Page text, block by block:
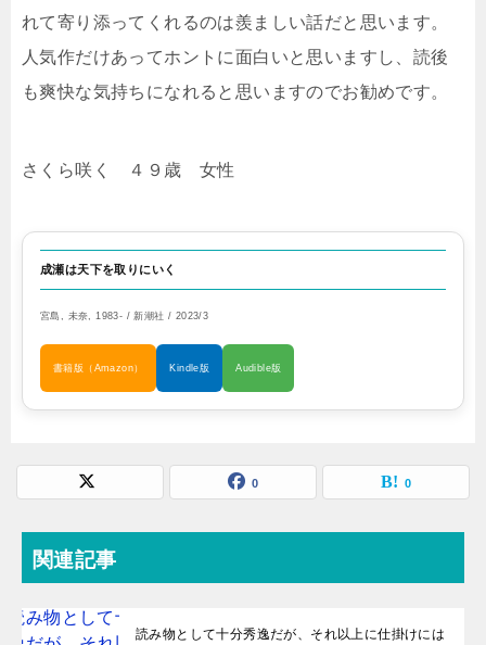
れて寄り添ってくれるのは羨ましい話だと思います。
人気作だけあってホントに面白いと思いますし、読後
も爽快な気持ちになれると思いますのでお勧めです。
さくら咲く ４９歳 女性
成瀬は天下を取りにいく
宮島, 未奈, 1983- / 新潮社 / 2023/3
書籍版（Amazon） Kindle版 Audible版
0 0
関連記事
読み物として十分秀逸だが、それ以上に仕掛けには